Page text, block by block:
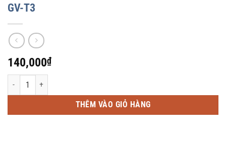
GV-T3
140,000₫
Cặp Jack Nối MC4 Chữ T vào 3 ra 1 cho tấm pin GV-T3 số lượng
THÊM VÀO GIỎ HÀNG